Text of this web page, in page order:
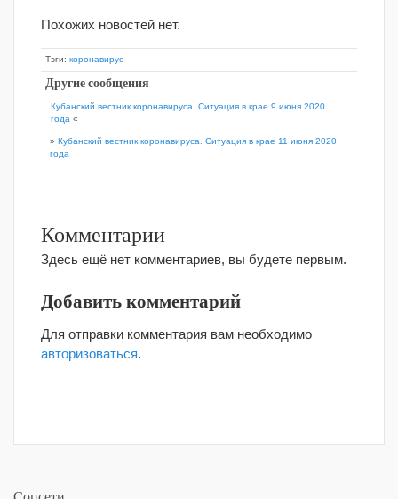
Похожих новостей нет.
Тэги: коронавирус
Другие сообщения
Кубанский вестник коронавируса. Ситуация в крае 9 июня 2020
года «
» Кубанский вестник коронавируса. Ситуация в крае 11 июня 2020
года
Комментарии
Здесь ещё нет комментариев, вы будете первым.
Добавить комментарий
Для отправки комментария вам необходимо
авторизоваться.